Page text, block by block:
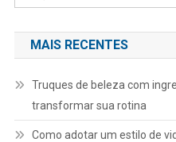
MAIS RECENTES
Truques de beleza com
transformar sua rotina
Como adotar um estilo de